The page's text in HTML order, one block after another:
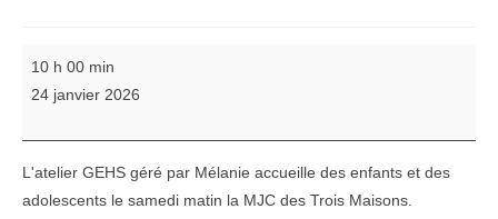
10 h 00 min
24 janvier 2026
L'atelier GEHS géré par Mélanie accueille des enfants et des
adolescents le samedi matin la MJC des Trois Maisons.